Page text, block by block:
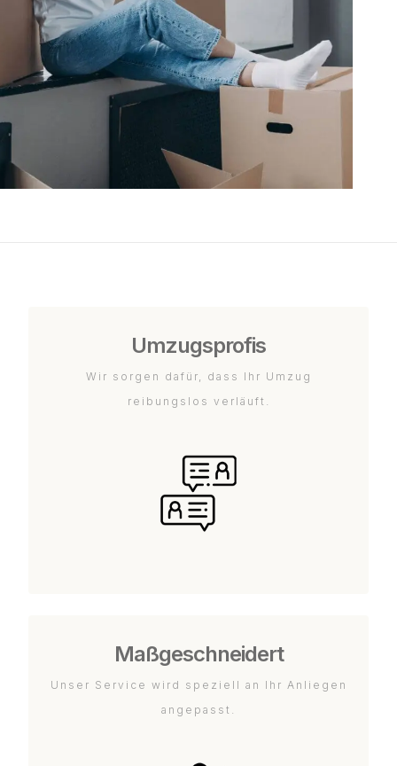
Umzugsprofis
Wir sorgen dafür, dass Ihr Umzug
reibungslos verläuft.
Maßgeschneidert
Unser Service wird speziell an Ihr Anliegen
angepasst.